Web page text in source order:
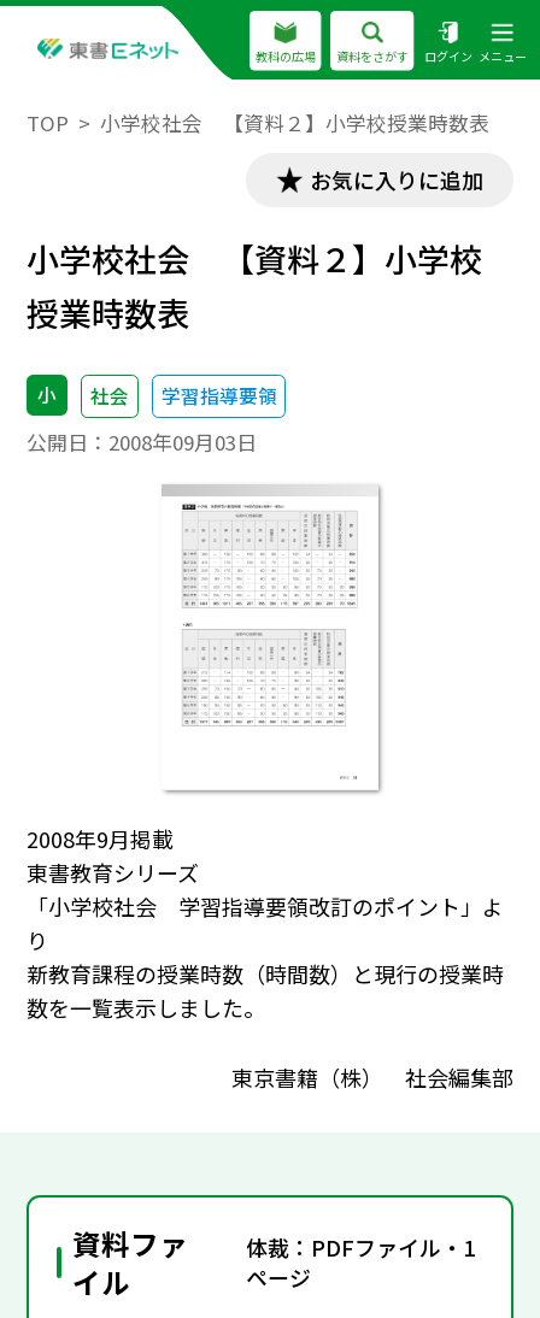
教科の広場 資料をさがす ログイン メニュー
TOP 小学校社会 【資料２】小学校授業時数表
お気に入りに追加
小学校社会 【資料２】小学校
授業時数表
小 社会 学習指導要領
公開日： 2008年09月03日
2008年9月掲載
東書教育シリーズ
「小学校社会 学習指導要領改訂のポイント」よ
り
新教育課程の授業時数（時間数）と現行の授業時
数を一覧表示しました。
東京書籍（株） 社会編集部
資料ファ
イル
体裁：PDFファイル・1
ページ